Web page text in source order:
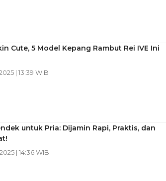
Cute, 5 Model Kepang Rambut Rei IVE Ini
| 13:39 WIB
untuk Pria: Dijamin Rapi, Praktis, dan
| 14:36 WIB